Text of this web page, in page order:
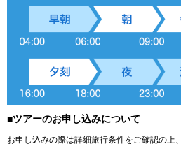
■ツアーのお申し込みについて
お申し込みの際は詳細旅行条件をご確認の上